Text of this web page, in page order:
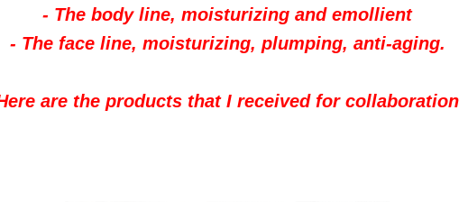
- The body line, moisturizing and emollient
- The face line, moisturizing, plumping, anti-aging.
are the products that I received for collaboration